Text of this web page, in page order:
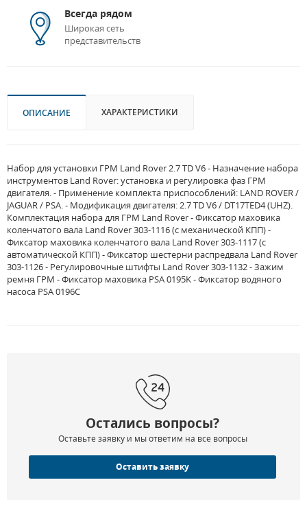
Всегда рядом
Широкая сеть
представительств
ОПИСАНИЕ ХАРАКТЕРИСТИКИ
Набор для установки ГРМ Land Rover 2.7 TD V6 - Назначение набора
инструментов Land Rover: установка и регулировка фаз ГРМ
двигателя. - Применение комплекта приспособлений: LAND ROVER /
JAGUAR / PSA. - Модификация двигателя: 2.7 TD V6 / DT17TED4 (UHZ).
Комплектация набора для ГРМ Land Rover - Фиксатор маховика
коленчатого вала Land Rover 303-1116 (с механической КПП) -
Фиксатор маховика коленчатого вала Land Rover 303-1117 (с
автоматической КПП) - Фиксатор шестерни распредвала Land Rover
303-1126 - Регулировочные штифты Land Rover 303-1132 - Зажим
ремня ГРМ - Фиксатор маховика PSA 0195K - Фиксатор водяного
насоса PSA 0196C
Остались вопросы?
Оставьте заявку и мы ответим на все вопросы
Оставить заявку